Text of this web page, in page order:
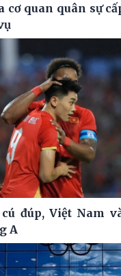
cơ quan quân sự
đúp, Việt Nam
A